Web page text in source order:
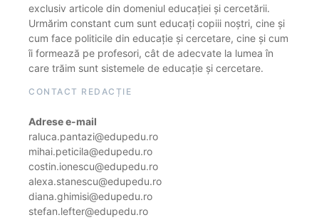
exclusiv articole din domeniul educației și cercetării.
Urmărim constant cum sunt educați copiii noștri, cine și
cum face politicile din educație și cercetare, cine și cum
îi formează pe profesori, cât de adecvate la lumea în
care trăim sunt sistemele de educație și cercetare.
CONTACT REDACȚIE
Adrese e-mail
raluca.pantazi@edupedu.ro
mihai.peticila@edupedu.ro
costin.ionescu@edupedu.ro
alexa.stanescu@edupedu.ro
diana.ghimisi@edupedu.ro
stefan.lefter@edupedu.ro